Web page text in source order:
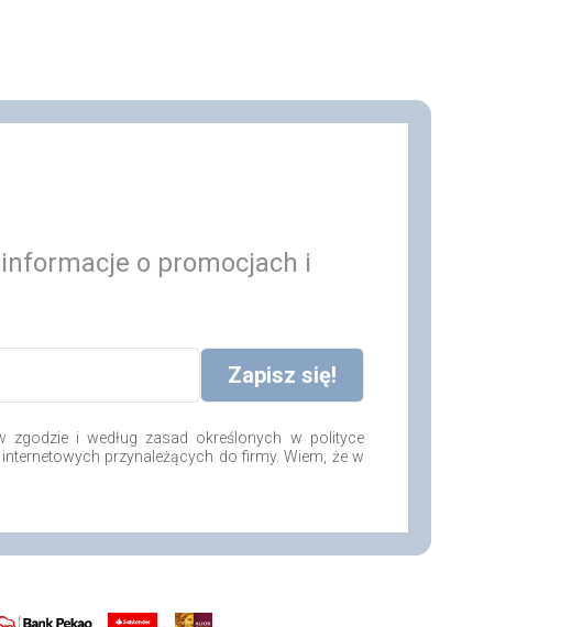
o promocjach i
i według zasad określonych w polityce
przynależących do firmy. Wiem, że w